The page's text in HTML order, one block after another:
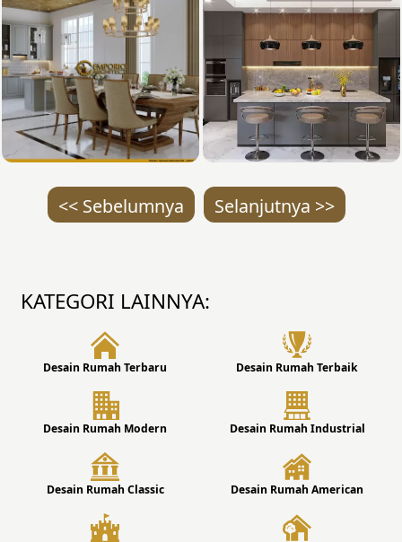
<< Sebelumnya Selanjutnya >>
KATEGORI LAINNYA:
Desain Rumah Terbaru Desain Rumah Terbaik
Desain Rumah Modern Desain Rumah Industrial
Desain Rumah Classic Desain Rumah American